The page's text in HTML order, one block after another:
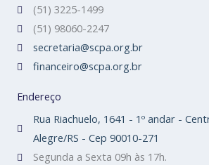
(51) 3225-1499
(51) 98060-2247
secretaria@scpa.org.br
financeiro@scpa.org.br
Endereço
Rua Riachuelo, 1641 - 1º andar -
Alegre/RS - Cep 90010-271
Segunda a Sexta 09h às 17h.